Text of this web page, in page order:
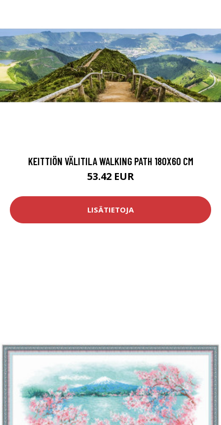
KEITTIÖN VÄLITILA WALKING PATH 180X60 CM
53.42 EUR
LISÄTIETOJA